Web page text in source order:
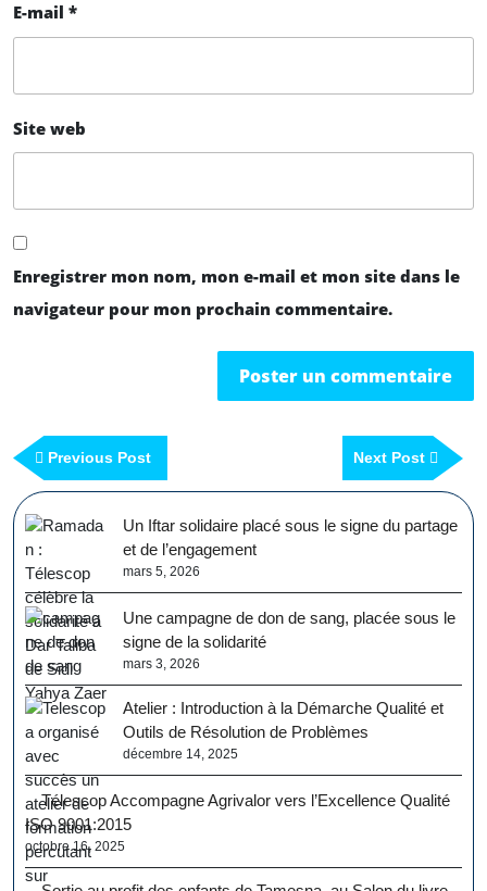
E-mail *
Site web
Enregistrer mon nom, mon e-mail et mon site dans le
navigateur pour mon prochain commentaire.
Previous Post Next Post
Un Iftar solidaire placé sous le signe du partage
et de l’engagement
mars 5, 2026
Une campagne de don de sang, placée sous le
signe de la solidarité
mars 3, 2026
Atelier : Introduction à la Démarche Qualité et
Outils de Résolution de Problèmes
décembre 14, 2025
Télescop Accompagne Agrivalor vers l’Excellence Qualité
ISO 9001:2015
octobre 16, 2025